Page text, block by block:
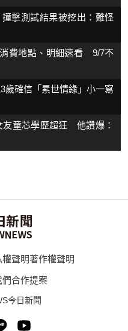
擊測試結果被挖出：難怪
費地點、明細速看 9/7不
歲確信「累世情緣」小一寫
友童芯學歷超狂 他讚爆：
權聲明著作權聲明
合作提案
今日新聞